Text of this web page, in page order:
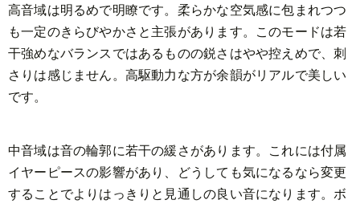
高音域は明るめで明瞭です。柔らかな空気感に包まれつつ
も一定のきらびやかさと主張があります。このモードは若
干強めなバランスではあるものの鋭さはやや控えめで、刺
さりは感じません。高駆動力な方が余韻がリアルで美しい
です。
中音域は音の輪郭に若干の緩さがあります。これには付属
イヤーピースの影響があり、どうしても気になるなら変更
することでよりはっきりと見通しの良い音になります。ボ